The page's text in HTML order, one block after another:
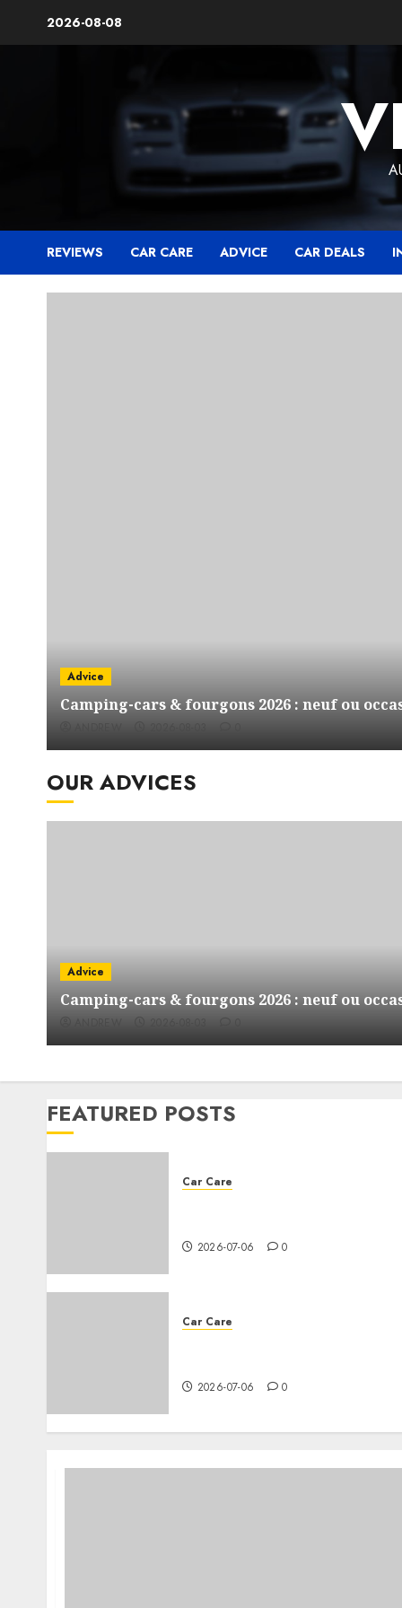
2026-08-08
REVIEWS CAR CARE ADVICE CAR DEALS
Advice
Camping-cars & fourgons 2026 : neuf ou
OUR ADVICES
Advice
Camping-cars & fourgons 2026 : neuf ou
FEATURED POSTS
Car Care
2026-07-06 0
Car Care
2026-07-06 0